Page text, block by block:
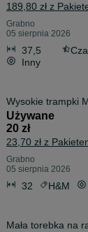
189,80 zł z
Grabno
05 sierpnia 2026
37,5
Inny
Wysokie trampki
Używane
20 zł
23,70 zł z
Grabno
05 sierpnia 2026
32 H&M
Mała torebka na